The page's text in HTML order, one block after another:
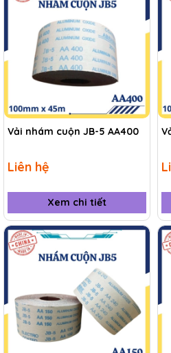
Vải nhám cuộn JB-5 AA400
Liên hệ
Xem chi tiết